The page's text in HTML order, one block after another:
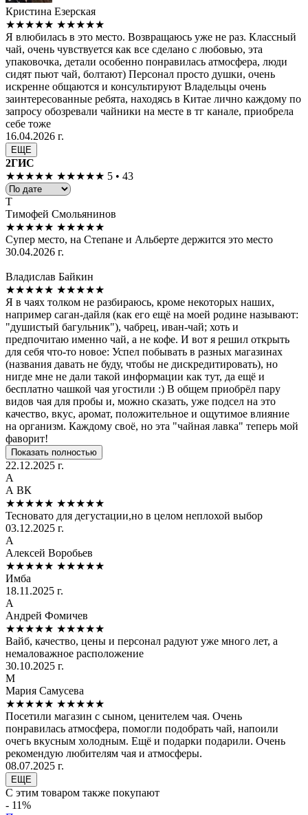
Кристина Езерская
★★★★★ ★★★★★
Я влюбилась в это место. Возвращаюсь уже не раз. Классный
чай, очень чувствуется как все сделано с любовью, эта
упаковочка, детали особенно понравилась атмосфера, люди
сидят пьют чай, болтают) Персонал просто душки, очень
искренне общаются и консультируют Владельцы очень
заинтересованные ребята, находясь в Китае лично каждому по
запросу обозревали чайники на месте в тг канале, приобрела
себе тоже
16.04.2026 г.
ЕЩЕ
2ГИС
★★★★★ ★★★★★ 5 • 43
Т
Тимофей Смольянинов
★★★★★ ★★★★★
Супер место, на Степане и Альберте держится это место
30.04.2026 г.
Владислав Байкин
★★★★★ ★★★★★
Я в чаях толком не разбираюсь, кроме некоторых наших,
например саган-дайля (как его ещё на моей родине называют:
"душистый багульник"), чабрец, иван-чай; хоть и
предпочитаю именно чай, а не кофе. И вот я решил открыть
для себя что-то новое: Успел побывать в разных магазинах
(названия давать не буду, чтобы не дискредитировать), но
нигде мне не дали такой информации как тут, да ещё и
бесплатно чашкой чая угостили :) В общем приобрёл пару
видов чая для пробы и, можно сказать, уже подсел на это
качество, вкус, аромат, положительное и ощутимое влияние
на организм. Каждому своё, но эта "чайная лавка" теперь мой
фаворит!
Показать полностью
22.12.2025 г.
А
А ВК
★★★★★ ★★★★★
Тесновато для дегустации,но в целом неплохой выбор
03.12.2025 г.
А
Алексей Воробьев
★★★★★ ★★★★★
Имба
18.11.2025 г.
А
Андрей Фомичев
★★★★★ ★★★★★
Вайб, качество, цены и персонал радуют уже много лет, а
немаловажное расположение
30.10.2025 г.
М
Мария Самусева
★★★★★ ★★★★★
Посетили магазин с сыном, ценителем чая. Очень
понравилась атмосфера, помогли подобрать чай, напоили
очегь вкусным холодным. Ещё и подарки подарили. Очень
рекомендую любителям чая и атмосферы.
08.07.2025 г.
ЕЩЕ
С этим товаром также покупают
- 11%